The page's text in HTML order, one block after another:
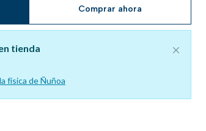
Comprar ahora
tienda
física de Ñuñoa